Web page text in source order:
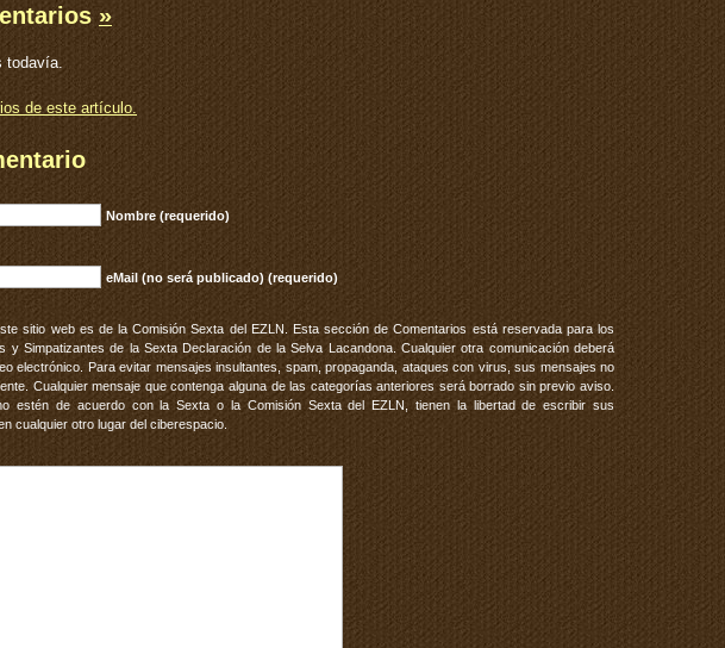
»
todavía.
de este artículo.
Nombre (requerido)
eMail (no será publicado) (requerido)
sitio web es de la Comisión Sexta del EZLN. Esta sección de Comentarios está reservada para los
y Simpatizantes de la Sexta Declaración de la Selva Lacandona. Cualquier otra comunicación deberá
electrónico. Para evitar mensajes insultantes, spam, propaganda, ataques con virus, sus mensajes no
Cualquier mensaje que contenga alguna de las categorías anteriores será borrado sin previo aviso.
estén de acuerdo con la Sexta o la Comisión Sexta del EZLN, tienen la libertad de escribir sus
cualquier otro lugar del ciberespacio.